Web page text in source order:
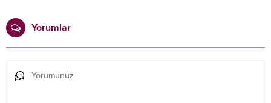
Yorumlar